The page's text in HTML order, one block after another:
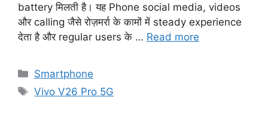
battery मिलती है। यह Phone social media, videos
और calling जैसे रोज़मर्रा के कामों में steady experience
देता है और regular users के … Read more
Categories
Smartphone
Tags
Vivo V26 Pro 5G